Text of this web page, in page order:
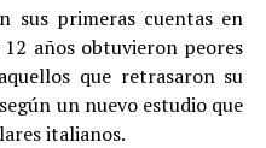
sus primeras cuentas en
años obtuvieron peores
que retrasaron su
un nuevo estudio que
italianos.